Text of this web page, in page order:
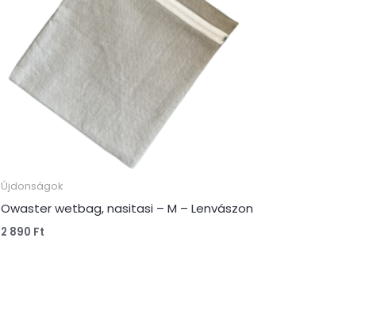
Újdonságok
Owaster wetbag, nasitasi – M – Lenvászon
2 890 Ft